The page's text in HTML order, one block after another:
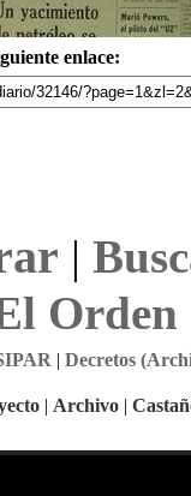
enlace:
|
Orden
| Decretos
| Archivo |